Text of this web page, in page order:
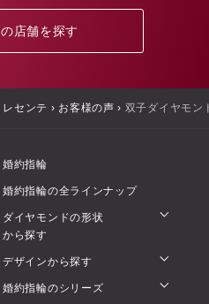
店舗を探す
センテ › お客様の声 › 双子ダイヤモン
婚約指輪
婚約指輪の全ラインナップ
ダイヤモンドの形状
から探す
デザインから探す
婚約指輪のシリーズ